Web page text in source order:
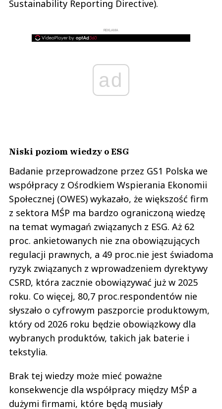
Sustainability Reporting Directive).
REKLAMA
ad
Niski poziom wiedzy o ESG
Badanie przeprowadzone przez GS1 Polska we
współpracy z Ośrodkiem Wspierania Ekonomii
Społecznej (OWES) wykazało, że większość firm
z sektora MŚP ma bardzo ograniczoną wiedzę
na temat wymagań związanych z ESG. Aż 62
proc. ankietowanych nie zna obowiązujących
regulacji prawnych, a 49 proc.nie jest świadoma
ryzyk związanych z wprowadzeniem dyrektywy
CSRD, która zacznie obowiązywać już w 2025
roku. Co więcej, 80,7 proc.respondentów nie
słyszało o cyfrowym paszporcie produktowym,
który od 2026 roku będzie obowiązkowy dla
wybranych produktów, takich jak baterie i
tekstylia.
Brak tej wiedzy może mieć poważne
konsekwencje dla współpracy między MŚP a
dużymi firmami, które będą musiały